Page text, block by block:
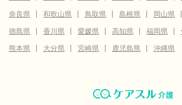
奈良県
和歌山県 鳥取県 島根県 岡山県
徳島県
香川県 愛媛県 高知県 福岡県
熊本県
大分県 宮崎県 鹿児島県 沖縄県